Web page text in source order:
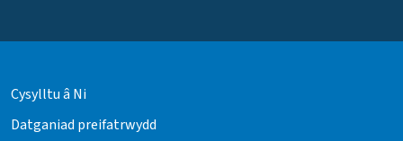
Cysylltu â Ni
Datganiad preifatrwydd